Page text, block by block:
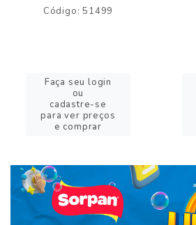
Código: 51499
Faça seu login
ou
cadastre-se
para ver preços
e comprar